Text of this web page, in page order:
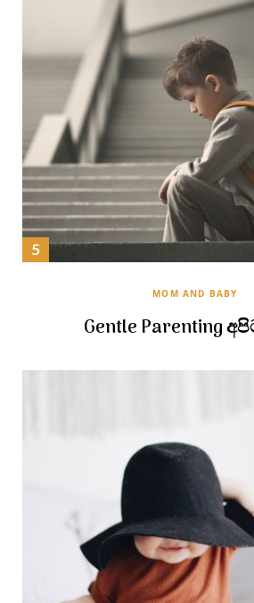
MOM AND BABY
Gentle Parenting